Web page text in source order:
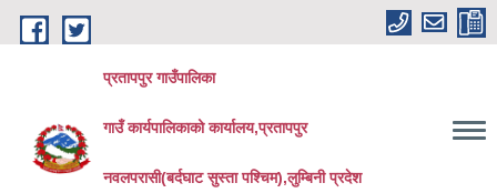
Skip to main content
प्रतापपुर गाउँपालिका
गाउँ कार्यपालिकाको कार्यालय,प्रतापपुर
नवलपरासी(बर्दघाट सुस्ता पश्चिम),लुम्बिनी प्रदेश